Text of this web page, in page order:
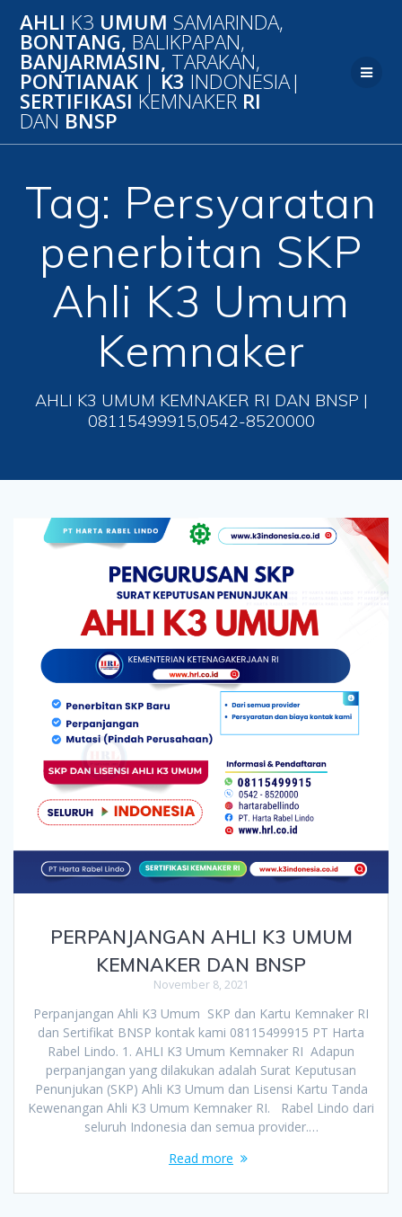
to
content
AHLI K3 UMUM SAMARINDA,
BONTANG, BALIKPAPAN,
BANJARMASIN, TARAKAN,
PONTIANAK | K3 INDONESIA|
SERTIFIKASI KEMNAKER RI
DAN BNSP
Tag: Persyaratan
penerbitan SKP
Ahli K3 Umum
Kemnaker
AHLI K3 UMUM KEMNAKER RI DAN BNSP |
08115499915,0542-8520000
PERPANJANGAN AHLI K3 UMUM
KEMNAKER DAN BNSP
November 8, 2021
Perpanjangan Ahli K3 Umum SKP dan Kartu Kemnaker RI
dan Sertifikat BNSP kontak kami 08115499915 PT Harta
Rabel Lindo. 1. AHLI K3 Umum Kemnaker RI Adapun
perpanjangan yang dilakukan adalah Surat Keputusan
Penunjukan (SKP) Ahli K3 Umum dan Lisensi Kartu Tanda
Kewenangan Ahli K3 Umum Kemnaker RI. Rabel Lindo dari
seluruh Indonesia dan semua provider.…
Read more